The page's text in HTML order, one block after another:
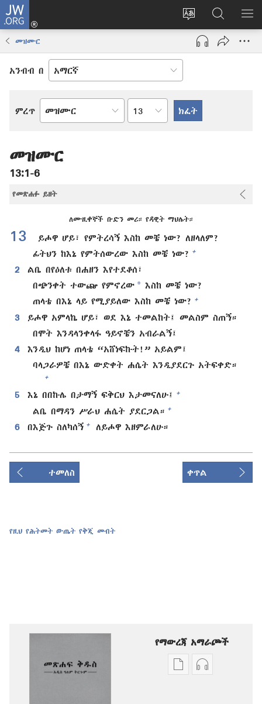
JW.ORG
የድረ
ገጹን
ቋንቋ
ግባ
(አዲስ
ዊንዶው
JW.ORG
ላይ
መፈለጊያ
መዝሙር
አንብብ በ
ምረጥ
የመጽሐፍ
በምዕራፍ
መዝሙር
13:1-6
የመጽሐፉ ይዘት
ለሙዚቀኞች ቡድን መሪ። የዳዊት ማህሌት።
13
ይሖዋ ሆይ፣ የምትረሳኝ እስከ መቼ ነው? ለዘላለም?
ፊትህን ከእኔ የምትሰውረው እስከ መቼ ነው?
+
2
ልቤ በየዕለቱ በሐዘን እየተደቆሰ፣
በጭንቀት ተውጬ የምኖረው * እስከ መቼ ነው?
ጠላቴ በእኔ ላይ የሚያይለው እስከ መቼ ነው?
+
3
ይሖዋ አምላኬ ሆይ፣ ወደ እኔ ተመልከት፤ መልስም ስጠኝ።
በሞት እንዳላንቀላፋ ዓይኖቼን አብራልኝ፤
4
እንዲህ ከሆነ ጠላቴ “አሸነፍኩት!” አይልም፤
ባላጋራዎቼ በእኔ ውድቀት ሐሴት እንዲያደርጉ አትፍቀድ።
+
5 እኔ በበኩሌ በታማኝ ፍቅርህ እታመናለሁ፤ +
ልቤ በማዳን ሥራህ ሐሴት ያደርጋል። +
6 በእጅጉ ስለካሰኝ + ለይሖዋ እዘምራለሁ።
ተመለስ ቀጥል
የዚህ የሕትመት ውጤት የቅጂ መብት
የማውረጃ አማራጮች
የሕትመትኦዲዮዎችን